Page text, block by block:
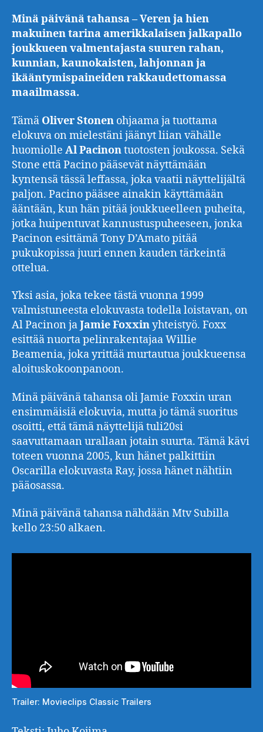
Minä päivänä tahansa – Veren ja hien
makuinen tarina amerikkalaisen jalkapallo
joukkueen valmentajasta suuren rahan,
kunnian, kaunokaisten, lahjonnan ja
ikääntymispaineiden rakkaudettomassa
maailmassa.
Tämä OliverStonen ohjaama ja tuottama
elokuva on mielestäni jäänyt liian vähälle
huomiolle AlPacinontuotosten joukossa. Sekä
Stone että Pacino pääsevät näyttämään
kyntensä tässä leffassa, joka vaatii näyttelijältä
paljon. Pacino pääsee ainakin käyttämään
ääntään, kun hän pitää joukkueelleen puheita,
jotka huipentuvat kannustuspuheeseen, jonka
Pacinon esittämä Tony D’Amato pitää
pukukopissa juuri ennen kauden tärkeintä
ottelua.
Yksi asia, joka tekee tästä vuonna 1999
valmistuneesta elokuvasta todella loistavan, on
Al Pacinon jaJamie Foxxinyhteistyö. Foxx
esittää nuorta pelinrakentajaa Willie
Beamenia, joka yrittää murtautua joukkueensa
aloituskokoonpanoon.
Minä päivänä tahansa oli Jamie Foxxin uran
ensimmäisiä elokuvia, mutta jo tämä suoritus
osoitti, että tämä näyttelijä tuli20si
saavuttamaan urallaan jotain suurta. Tämä kävi
toteen vuonna 2005, kun hänet palkittiin
Oscarilla elokuvasta Ray, jossa hänet nähtiin
pääosassa.
Minä päivänä tahansa nähdään Mtv Subilla
kello 23:50 alkaen.
Trailer: Movieclips Classic Trailers